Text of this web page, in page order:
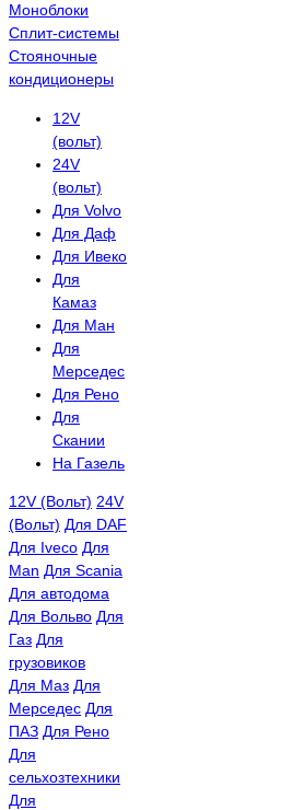
Моноблоки
Сплит-системы
Стояночные
кондиционеры
12V
(вольт)
24V
(вольт)
Для Volvo
Для Даф
Для Ивеко
Для
Камаз
Для Ман
Для
Мерседес
Для Рено
Для
Скании
На Газель
12V (Вольт) 24V
(Вольт) Для DAF
Для Iveco Для
Man Для Scania
Для автодома
Для Вольво Для
Газ Для
грузовиков
Для Маз Для
Мерседес Для
ПАЗ Для Рено
Для
сельхозтехники
Для